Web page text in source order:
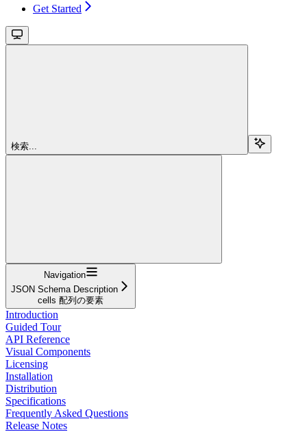
Get Started
検索...
Navigation
JSON Schema Description
cells 配列の要素
Introduction
Guided Tour
API Reference
Visual Components
Licensing
Installation
Distribution
Specifications
Frequently Asked Questions
Release Notes